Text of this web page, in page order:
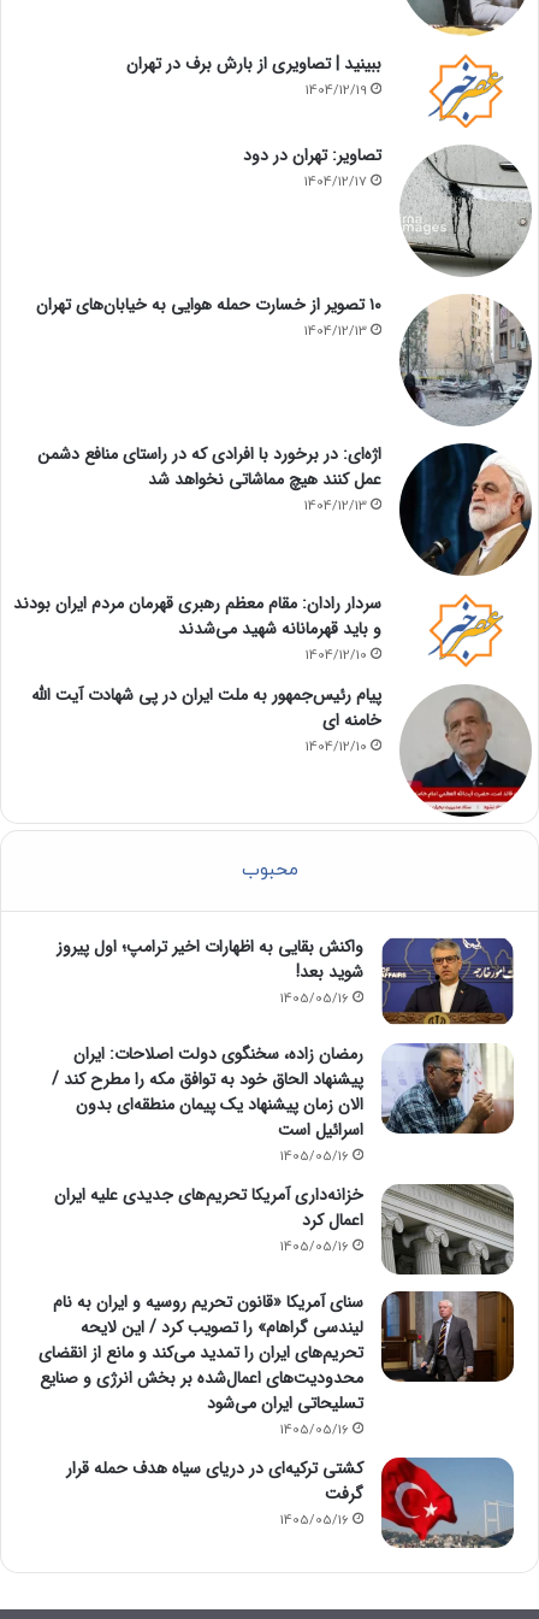
ببینید | تصاویری از بارش برف در تهران
1404/12/19
تصاویر: تهران در دود
1404/12/17
۱۰ تصویر از خسارت حمله هوایی به خیابان‌های تهران
1404/12/13
اژه‌ای: در برخورد با افرادی که در راستای منافع دشمن
عمل کنند هیچ مماشاتی نخواهد شد
1404/12/13
سردار رادان: مقام معظم رهبری قهرمان مردم ایران بودند
و باید قهرمانانه شهید می‌شدند
1404/12/10
پیام رئیس‌جمهور به ملت ایران در پی شهادت آیت الله
خامنه ای
1404/12/10
محبوب
واکنش بقایی به اظهارات اخیر ترامپ؛ اول پیروز
شوید بعد!
1405/05/16
رمضان زاده، سخنگوی دولت اصلاحات: ایران
پیشنهاد الحاق خود به توافق مکه را مطرح کند /
الان زمان پیشنهاد یک پیمان منطقه‌ای بدون
اسرائیل است
1405/05/16
خزانه‌داری آمریکا تحریم‌های جدیدی علیه ایران
اعمال کرد
1405/05/16
سنای آمریکا «قانون تحریم روسیه و ایران به نام
لیندسی گراهام» را تصویب کرد / این لایحه
تحریم‌های ایران را تمدید می‌کند و مانع از انقضای
محدودیت‌های اعمال‌شده بر بخش انرژی و صنایع
تسلیحاتی ایران می‌شود
1405/05/16
کشتی ترکیه‌ای در دریای سیاه هدف حمله قرار
گرفت
1405/05/16